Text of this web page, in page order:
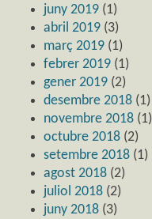
juny 2019 (1)
abril 2019 (3)
març 2019 (1)
febrer 2019 (1)
gener 2019 (2)
desembre 2018 (1)
novembre 2018 (1)
octubre 2018 (2)
setembre 2018 (1)
agost 2018 (2)
juliol 2018 (2)
juny 2018 (3)